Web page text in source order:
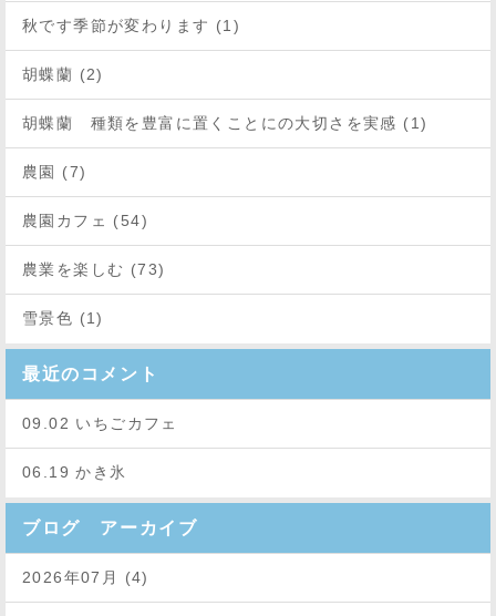
秋です季節が変わります (1)
胡蝶蘭 (2)
胡蝶蘭 種類を豊富に置くことにの大切さを実感 (1)
農園 (7)
農園カフェ (54)
農業を楽しむ (73)
雪景色 (1)
最近のコメント
09.02 いちごカフェ
06.19 かき氷
ブログ アーカイブ
2026年07月 (4)